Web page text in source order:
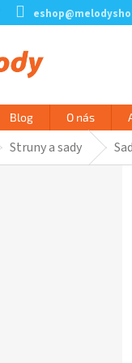
Blog O nás
Struny a sady